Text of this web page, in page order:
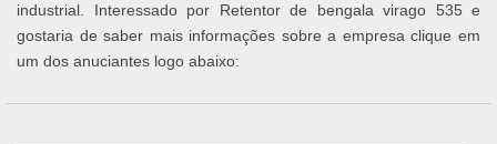
industrial. Interessado por Retentor de bengala virago 535 e
gostaria de saber mais informações sobre a empresa clique em
um dos anuciantes logo abaixo: